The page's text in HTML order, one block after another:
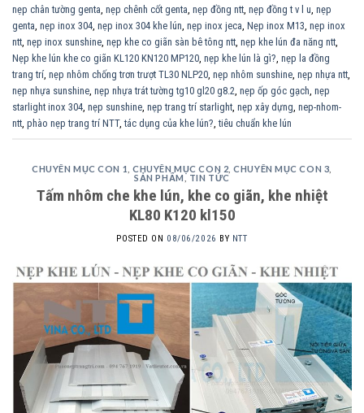
nẹp chân tường genta nẹp chênh cốt genta nẹp đồng ntt nẹp đồng t v l u nẹp
genta nẹp inox 304 nẹp inox 304 khe lún nẹp inox jeca Nẹp inox M13 nẹp inox
ntt nẹp inox sunshine nẹp khe co giãn sàn bê tông ntt nẹp khe lún đa năng ntt
Nẹp khe lún khe co giãn KL120 KN120 MP120 nẹp khe lún là gì? nẹp la đồng
trang trí nẹp nhôm chống trơn trượt TL30 NLP20 nẹp nhôm sunshine nẹp nhựa ntt
nẹp nhựa sunshine nẹp nhựa trát tường tg10 gl20 g8.2 nẹp ốp góc gạch nẹp
starlight inox 304 nẹp sunshine nẹp trang trí starlight nẹp xây dựng nep-nhom-
ntt phào nẹp trang trí NTT,tác dụng của khe lún? ,tiêu chuẩn khe lún
CHUYÊN MỤC CON 1 ,CHUYÊN MỤC CON 2 ,CHUYÊN MỤC CON 3
SẢN PHẨM , TIN TỨC
Tấm nhôm che khe lún, khe co giãn, khe nhiệt
KL80 K120 kl150
POSTED ON 08/06/2026 BY NTT